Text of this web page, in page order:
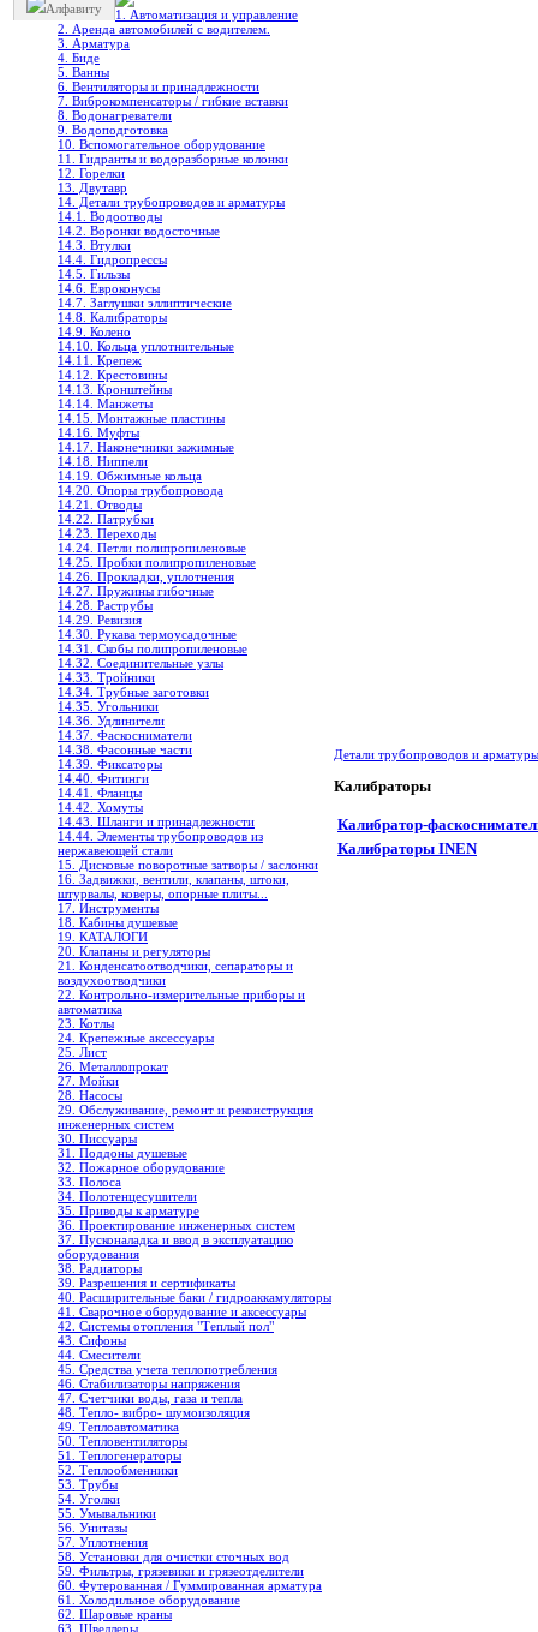
Алфавиту
1. Автоматизация и управление
2. Аренда автомобилей с водителем.
3. Арматура
4. Биде
5. Ванны
6. Вентиляторы и принадлежности
7. Виброкомпенсаторы / гибкие вставки
8. Водонагреватели
9. Водоподготовка
10. Вспомогательное оборудование
11. Гидранты и водоразборные колонки
12. Горелки
13. Двутавр
14. Детали трубопроводов и арматуры
14.1. Водоотводы
14.2. Воронки водосточные
14.3. Втулки
14.4. Гидропрессы
14.5. Гильзы
14.6. Евроконусы
14.7. Заглушки эллиптические
14.8. Калибраторы
14.9. Колено
14.10. Кольца уплотнительные
14.11. Крепеж
14.12. Крестовины
14.13. Кронштейны
14.14. Манжеты
14.15. Монтажные пластины
14.16. Муфты
14.17. Наконечники зажимные
14.18. Ниппели
14.19. Обжимные кольца
14.20. Опоры трубопровода
14.21. Отводы
14.22. Патрубки
14.23. Переходы
14.24. Петли полипропиленовые
14.25. Пробки полипропиленовые
14.26. Прокладки, уплотнения
14.27. Пружины гибочные
14.28. Раструбы
14.29. Ревизия
14.30. Рукава термоусадочные
14.31. Скобы полипропиленовые
14.32. Соединительные узлы
14.33. Тройники
14.34. Трубные заготовки
14.35. Угольники
14.36. Удлинители
14.37. Фаскосниматели
14.38. Фасонные части
14.39. Фиксаторы
14.40. Фитинги
14.41. Фланцы
14.42. Хомуты
14.43. Шланги и принадлежности
14.44. Элементы трубопроводов из
нержавеющей стали
15. Дисковые поворотные затворы / заслонки
16. Задвижки, вентили, клапаны, штоки,
штурвалы, коверы, опорные плиты...
17. Инструменты
18. Кабины душевые
19. КАТАЛОГИ
20. Клапаны и регуляторы
21. Конденсатоотводчики, сепараторы и
воздухоотводчики
22. Контрольно-измерительные приборы и
автоматика
23. Котлы
24. Крепежные аксессуары
25. Лист
26. Металлопрокат
27. Мойки
28. Насосы
29. Обслуживание, ремонт и реконструкция
инженерных систем
30. Писсуары
31. Поддоны душевые
32. Пожарное оборудование
33. Полоса
34. Полотенцесушители
35. Приводы к арматуре
36. Проектирование инженерных систем
37. Пусконаладка и ввод в эксплуатацию
оборудования
38. Радиаторы
39. Разрешения и сертификаты
40. Расширительные баки / гидроаккамуляторы
41. Сварочное оборудование и аксессуары
42. Системы отопления "Теплый пол"
43. Сифоны
44. Смесители
45. Средства учета теплопотребления
46. Стабилизаторы напряжения
47. Счетчики воды, газа и тепла
48. Тепло- вибро- шумоизоляция
49. Теплоавтоматика
50. Тепловентиляторы
51. Теплогенераторы
52. Теплообменники
53. Трубы
54. Уголки
55. Умывальники
56. Унитазы
57. Уплотнения
58. Установки для очистки сточных вод
59. Фильтры, грязевики и грязеотделители
60. Футерованная / Гуммированная арматура
61. Холодильное oборудование
62. Шаровые краны
63. Швеллеры
Детали трубопроводов и
Калибраторы
Калибратор-
Калибраторы INEN